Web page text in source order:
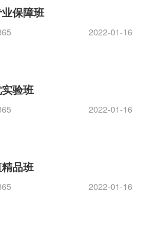
保障班
2022-01-16
验班
2022-01-16
品班
2022-01-16